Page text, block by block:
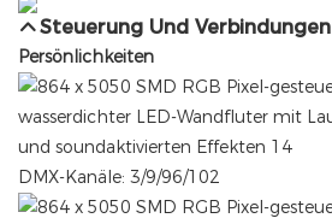
Steuerung Und Verbindungen
Persönlichkeiten
DMX-Kanäle: 3/9/96/102